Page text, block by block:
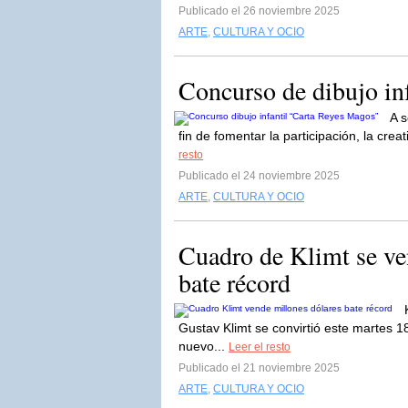
Publicado el 26 noviembre 2025
ARTE, CULTURA Y OCIO
Concurso de dibujo
A
fin de fomentar la participación, la
resto
Publicado el 24 noviembre 2025
ARTE, CULTURA Y OCIO
Cuadro de Klimt se
bate récord
Gustav Klimt se convirtió este martes
nuevo...
Leer el resto
Publicado el 21 noviembre 2025
ARTE, CULTURA Y OCIO